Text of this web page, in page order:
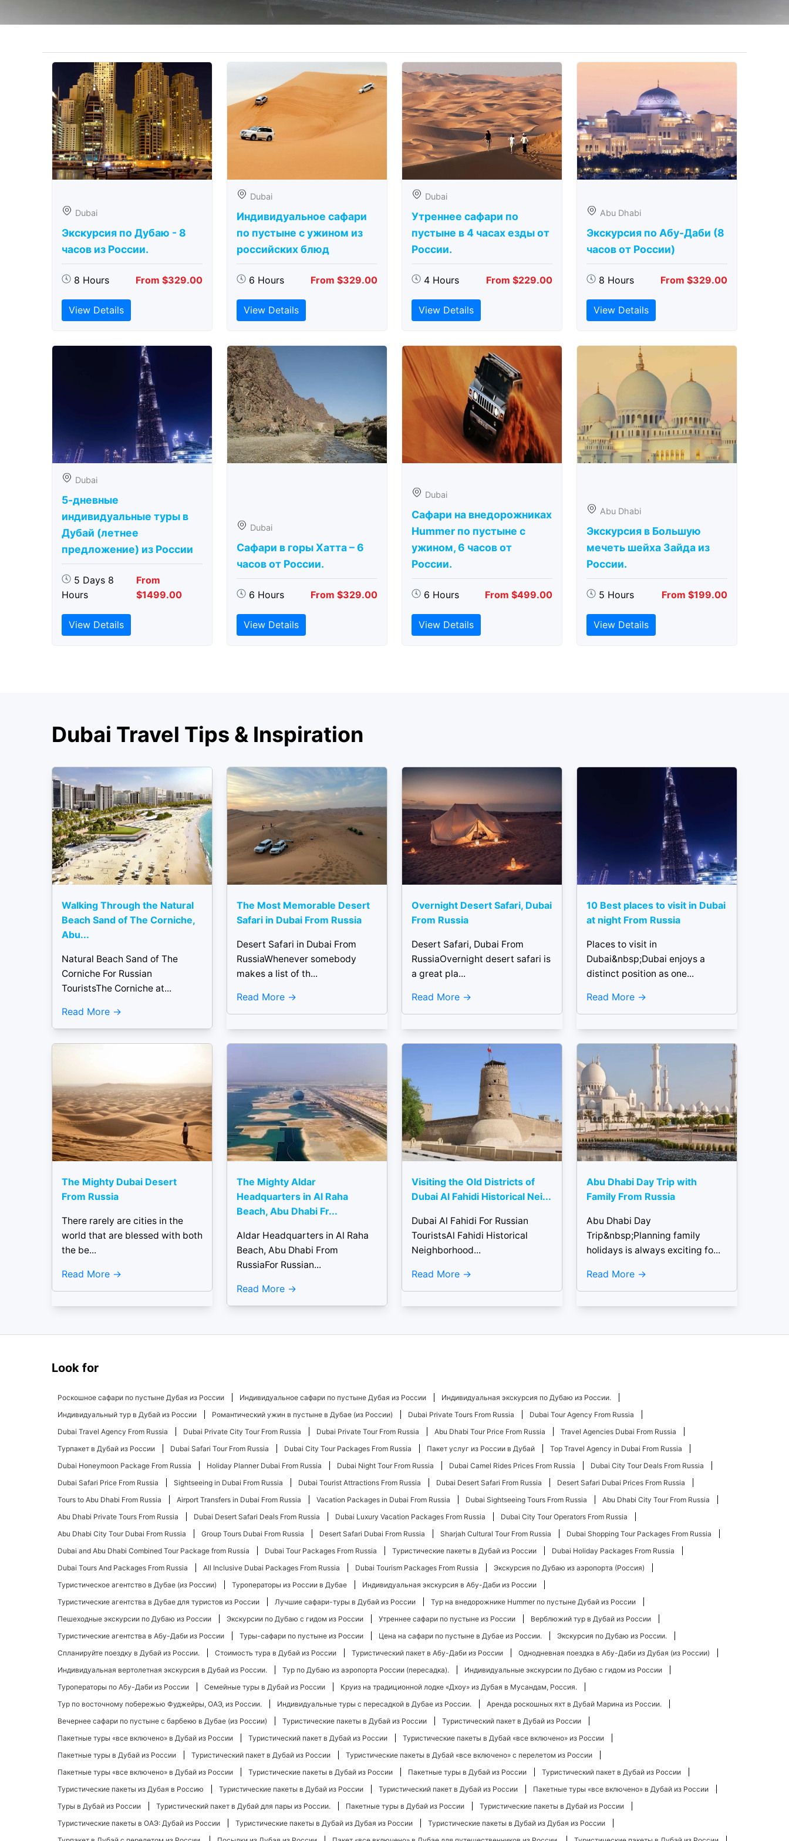
Dubai
Экскурсия по Дубаю - 8
часов из России.
8 Hours From $329.00
View Details
Dubai
Индивидуальное сафари
по пустыне с ужином из
российских блюд
6 Hours From $329.00
View Details
Dubai
Утреннее сафари по
пустыне в 4 часах езды от
России.
4 Hours From $229.00
View Details
Abu Dhabi
Экскурсия по Абу-Даби (8
часов от России)
8 Hours From $329.00
View Details
Dubai
5-дневные
индивидуальные туры в
Дубай (летнее
предложение) из России
5 Days 8
Hours
From
$1499.00
View Details
Dubai
Сафари в горы Хатта – 6
часов от России.
6 Hours From $329.00
View Details
Dubai
Сафари на внедорожниках
Hummer по пустыне с
ужином, 6 часов от
России.
6 Hours From $499.00
View Details
Abu Dhabi
Экскурсия в Большую
мечеть шейха Зайда из
России.
5 Hours From $199.00
View Details
Dubai Travel Tips & Inspiration
Walking Through the Natural
Beach Sand of The Corniche,
Abu...
Natural Beach Sand of The
Corniche For Russian
TouristsThe Corniche at...
Read More
The Most Memorable Desert
Safari in Dubai From Russia
Desert Safari in Dubai From
RussiaWhenever somebody
makes a list of th...
Read More
Overnight Desert Safari, Dubai
From Russia
Desert Safari, Dubai From
RussiaOvernight desert safari is
a great pla...
Read More
10 Best places to visit in Dubai
at night From Russia
Places to visit in
Dubai&nbsp;Dubai enjoys a
distinct position as one...
Read More
The Mighty Dubai Desert
From Russia
There rarely are cities in the
world that are blessed with both
the be...
Read More
The Mighty Aldar
Headquarters in Al Raha
Beach, Abu Dhabi Fr...
Aldar Headquarters in Al Raha
Beach, Abu Dhabi From
RussiaFor Russian...
Read More
Visiting the Old Districts of
Dubai Al Fahidi Historical Nei...
Dubai Al Fahidi For Russian
TouristsAl Fahidi Historical
Neighborhood...
Read More
Abu Dhabi Day Trip with
Family From Russia
Abu Dhabi Day
Trip&nbsp;Planning family
holidays is always exciting fo...
Read More
Look for
Роскошное сафари по пустыне Дубая из России Индивидуальное сафари по пустыне Дубая из России
Индивидуальная экскурсия по Дубаю из России.
Индивидуальный тур в Дубай из России
Романтический ужин в пустыне в Дубае (из России) Dubai Private Tours From Russia
Dubai Tour Agency From Russia
Dubai Travel Agency From Russia
Dubai Private City Tour From Russia Dubai Private Tour From Russia Abu Dhabi Tour Price From Russia
Travel Agencies Dubai From Russia
Турпакет в Дубай из России
Dubai Safari Tour From Russia Dubai City Tour Packages From Russia Пакет услуг из России в Дубай
Top Travel Agency in Dubai From Russia
Dubai Honeymoon Package From Russia
Holiday Planner Dubai From Russia Dubai Night Tour From Russia Dubai Camel Rides Prices From Russia
Dubai City Tour Deals From Russia
Dubai Safari Price From Russia
Sightseeing in Dubai From Russia Dubai Tourist Attractions From Russia Dubai Desert Safari From Russia
Desert Safari Dubai Prices From Russia
Tours to Abu Dhabi From Russia
Airport Transfers in Dubai From Russia Vacation Packages in Dubai From Russia Dubai Sightseeing Tours From Russia
Abu Dhabi City Tour From Russia
Abu Dhabi Private Tours From Russia
Dubai Desert Safari Deals From Russia Dubai Luxury Vacation Packages From Russia
Dubai City Tour Operators From Russia
Abu Dhabi City Tour Dubai From Russia
Group Tours Dubai From Russia Desert Safari Dubai From Russia Sharjah Cultural Tour From Russia
Dubai Shopping Tour Packages From Russia
Dubai and Abu Dhabi Combined Tour Package from Russia
Dubai Tour Packages From Russia Туристические пакеты в Дубай из России
Dubai Holiday Packages From Russia
Dubai Tours And Packages From Russia
All Inclusive Dubai Packages From Russia Dubai Tourism Packages From Russia
Экскурсия по Дубаю из аэропорта (Россия)
Туристическое агентство в Дубае (из России)
Туроператоры из России в Дубае
Индивидуальная экскурсия в Абу-Даби из России
Туристические агентства в Дубае для туристов из России
Лучшие сафари-туры в Дубай из России
Тур на внедорожнике Hummer по пустыне Дубай из России
Пешеходные экскурсии по Дубаю из России
Экскурсии по Дубаю с гидом из России Утреннее сафари по пустыне из России
Верблюжий тур в Дубай из России
Туристические агентства в Абу-Даби из России
Туры-сафари по пустыне из России Цена на сафари по пустыне в Дубае из России.
Экскурсия по Дубаю из России.
Спланируйте поездку в Дубай из России.
Стоимость тура в Дубай из России Туристический пакет в Абу-Даби из России
Однодневная поездка в Абу-Даби из Дубая (из России)
Индивидуальная вертолетная экскурсия в Дубай из России.
Тур по Дубаю из аэропорта России (пересадка).
Индивидуальные экскурсии по Дубаю с гидом из России
Туроператоры по Абу-Даби из России
Семейные туры в Дубай из России
Круиз на традиционной лодке «Дхоу» из Дубая в Мусандам, Россия.
Тур по восточному побережью Фуджейры, ОАЭ, из России.
Индивидуальные туры с пересадкой в ​​Дубае из России.
Аренда роскошных яхт в Дубай Марина из России.
Вечернее сафари по пустыне с барбекю в Дубае (из России)
Туристические пакеты в Дубай из России
Туристический пакет в Дубай из России
Пакетные туры «все включено» в Дубай из России
Туристический пакет в Дубай из России
Туристические пакеты в Дубай «все включено» из России
Пакетные туры в Дубай из России
Туристический пакет в Дубай из России
Туристические пакеты в Дубай «все включено» с перелетом из России
Пакетные туры «все включено» в Дубай из России
Туристические пакеты в Дубай из России Пакетные туры в Дубай из России
Туристический пакет в Дубай из России
Туристические пакеты из Дубая в Россию
Туристические пакеты в Дубай из России Туристический пакет в Дубай из России
Пакетные туры «все включено» в Дубай из России
Туры в Дубай из России
Туристический пакет в Дубай для пары из России. Пакетные туры в Дубай из России
Туристические пакеты в Дубай из России
Туристические пакеты в ОАЭ: Дубай из России
Туристические пакеты в Дубай из Дубая из России
Туристические пакеты в Дубай из Дубая из России